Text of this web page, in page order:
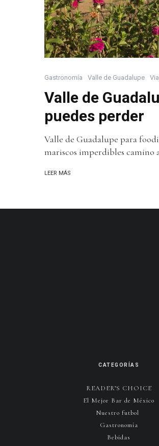
Gastronomía Valle de Guadalupe
Valle de
puedes perder
Valle de Guadalupe para
mariscos imperdibles camino
LEER MÁS
CATEGORÍAS
READER’S CHOICE
El Mejor Bar de México
Nuestro futbol
Gastronomía
Bebidas